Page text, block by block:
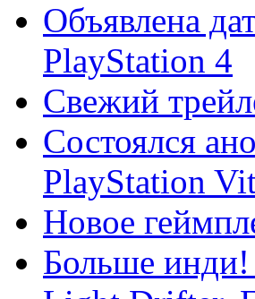
Объявлена
PlayStation 4
Свежий
Состоялся
PlayStation
Новое
Больше